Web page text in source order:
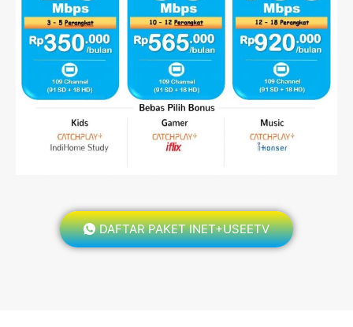
DAFTAR PAKET INET+USEETV